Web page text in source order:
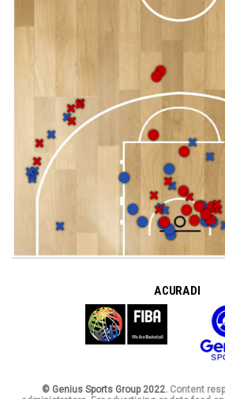
A CURA DI
© Genius Sports Group 2022. Content